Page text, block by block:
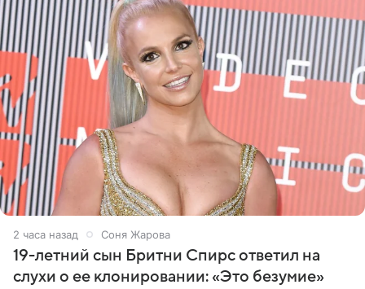
2 часа назад Соня Жарова
19-летний сын Бритни Спирс ответил на
слухи о ее клонировании: «Это безумие»